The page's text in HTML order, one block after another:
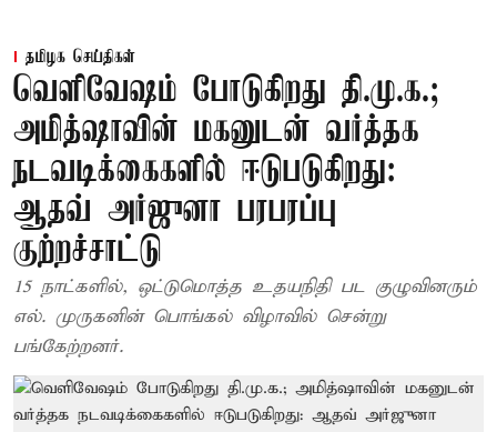
தமிழக செய்திகள்
வெளிவேஷம் போடுகிறது தி.மு.க.;
அமித்ஷாவின் மகனுடன் வர்த்தக
நடவடிக்கைகளில் ஈடுபடுகிறது:
ஆதவ் அர்ஜுனா பரபரப்பு
குற்றச்சாட்டு
15 நாட்களில், ஒட்டுமொத்த உதயநிதி பட குழுவினரும்
எல். முருகனின் பொங்கல் விழாவில் சென்று
பங்கேற்றனர்.